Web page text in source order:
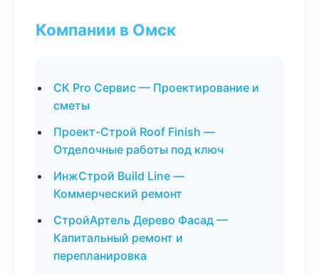
Компании в Омск
СК Pro Сервис — Проектирование и
сметы
Проект-Строй Roof Finish —
Отделочные работы под ключ
ИнжСтрой Build Line —
Коммерческий ремонт
СтройАртель Дерево Фасад —
Капитальный ремонт и
перепланировка